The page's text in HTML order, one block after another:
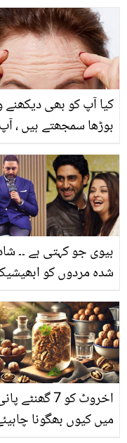
فریش نظر آنے کا کیا
بتایا؟
کیا آپ کو بھی دیکھنے
بوڑھا سمجھتے ہیں ،
کھول دیتی ہے،
کی جھریاں دور کرنےکا
طریقہ
بیوی جو کہتی ہے ۔۔
شدہ مردوں کو
اخروٹ کو 7 گھنٹے
میں کیوں بھگونا